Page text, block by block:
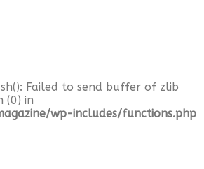
Failed to send buffer of zlib
(0) in
wp-includes/functions.php